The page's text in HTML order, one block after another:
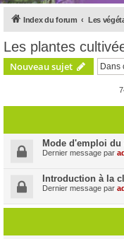
Index du forum
Les plantes
Nouveau sujet
Mode d'emploi
Dernier message par
Introduction à la
Dernier message par